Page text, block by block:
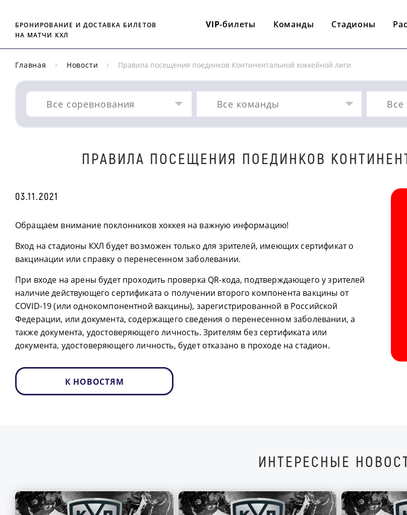
БРОНИРОВАНИЕ И ДОСТАВКА БИЛЕТОВ
НА МАТЧИ КХЛ
VIP-билеты Команды Стадионы
Главная Новости Правила посещения поединков Континентальной хоккейной лиги
Все соревнования Все команды
ПРАВИЛА ПОСЕЩЕНИЯ ПОЕДИНКОВ
03.11.2021
Обращаем внимание поклонников хоккея на важную информацию!
Вход на стадионы КХЛ будет возможен только для зрителей, имеющих сертификат о
вакцинации или справку о перенесенном заболевании.
При входе на арены будет проходить проверка QR-кода, подтверждающего у зрителей
наличие действующего сертификата о получении второго компонента вакцины от
COVID-19 (или однокомпонентной вакцины), зарегистрированной в Российской
Федерации, или документа, содержащего сведения о перенесенном заболевании, а
также документа, удостоверяющего личность. Зрителям без сертификата или
документа, удостоверяющего личность, будет отказано в проходе на стадион.
К НОВОСТЯМ
ИНТЕРЕСНЫЕ